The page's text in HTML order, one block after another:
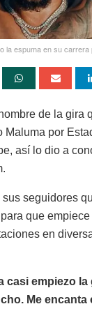
la espuma en su
de la gira
Maluma por
así lo dio a
seguidores
que empiece
en
casi empiezo la
Me encanta